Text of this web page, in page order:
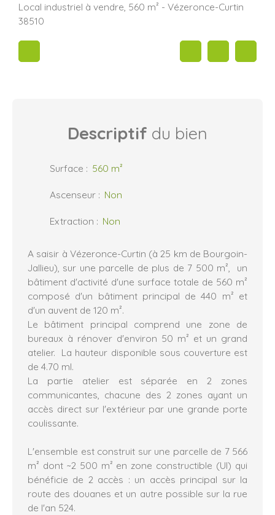
Local industriel à vendre, 560 m² - Vézeronce-Curtin
38510
Descriptif du bien
Surface : 560 m²
Ascenseur : Non
Extraction : Non
A saisir à Vézeronce-Curtin (à 25 km de Bourgoin-
Jallieu), sur une parcelle de plus de 7 500 m², un
bâtiment d'activité d'une surface totale de 560 m²
composé d'un bâtiment principal de 440 m² et
d'un auvent de 120 m².
Le bâtiment principal comprend une zone de
bureaux à rénover d'environ 50 m² et un grand
atelier. La hauteur disponible sous couverture est
de 4.70 ml.
La partie atelier est séparée en 2 zones
communicantes, chacune des 2 zones ayant un
accès direct sur l'extérieur par une grande porte
coulissante.
L'ensemble est construit sur une parcelle de 7 566
m² dont ~2 500 m² en zone constructible (UI) qui
bénéficie de 2 accès : un accès principal sur la
route des douanes et un autre possible sur la rue
de l'an 524.